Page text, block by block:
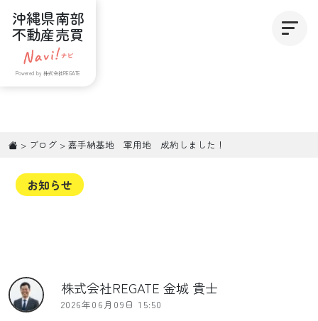
沖縄県南部
不動産売買
Powered by 株式会社REGATE
> ブログ > 嘉手納基地 軍用地 成約しました！
お知らせ
株式会社REGATE 金城 貴士
2026年06月09日 15:50